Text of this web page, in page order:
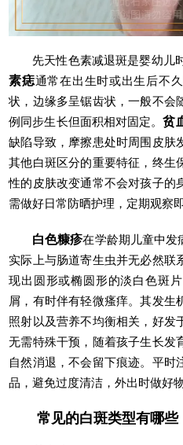
先天性色素减退斑是婴幼儿
素痣通常在出生时或出生后不
状，边缘多呈锯齿状，一般不会
例同步生长但面积相对固定。贫
缺陷导致，摩擦患处时周围皮肤
其他白斑区分的重要特征，终生
性的皮肤改变通常不会对孩子的
需做好日常防晒护理，定期观察
白色糠疹在学龄期儿童中发
实际上与肠道寄生虫并无必然联
现出圆形或椭圆形的淡白色斑
屑，有时伴有轻微瘙痒。其发生
照射以及营养不均衡相关，好发
无需特殊干预，随着孩子生长发
自然消退，不会留下痕迹。平时
品，避免过度清洁，外出时做好
常见的白斑类型有哪些